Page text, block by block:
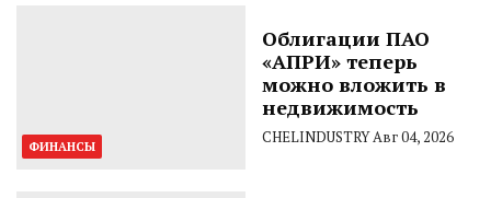
ФИНАНСЫ
Облигации ПАО
«АПРИ» теперь
можно вложить в
недвижимость
CHELINDUSTRYАвг 04, 2026